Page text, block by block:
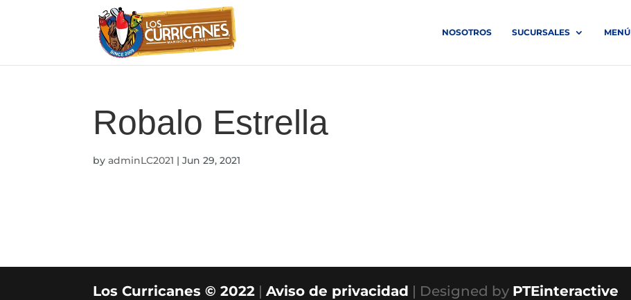
NOSOTROS SUCURSALES MENÚ
Robalo Estrella
byadminLC2021 |Jun 29, 2021
Los Curricanes © 2022 |Aviso de privacidad | Designed by PTEinteractive